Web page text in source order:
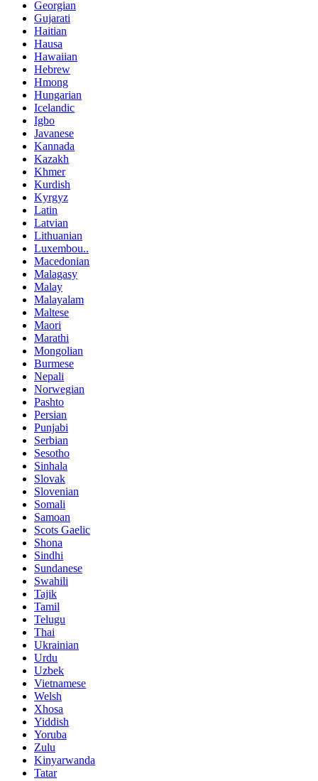
Georgian
Gujarati
Haitian
Hausa
Hawaiian
Hebrew
Hmong
Hungarian
Icelandic
Igbo
Javanese
Kannada
Kazakh
Khmer
Kurdish
Kyrgyz
Latin
Latvian
Lithuanian
Luxembou..
Macedonian
Malagasy
Malay
Malayalam
Maltese
Maori
Marathi
Mongolian
Burmese
Nepali
Norwegian
Pashto
Persian
Punjabi
Serbian
Sesotho
Sinhala
Slovak
Slovenian
Somali
Samoan
Scots Gaelic
Shona
Sindhi
Sundanese
Swahili
Tajik
Tamil
Telugu
Thai
Ukrainian
Urdu
Uzbek
Vietnamese
Welsh
Xhosa
Yiddish
Yoruba
Zulu
Kinyarwanda
Tatar